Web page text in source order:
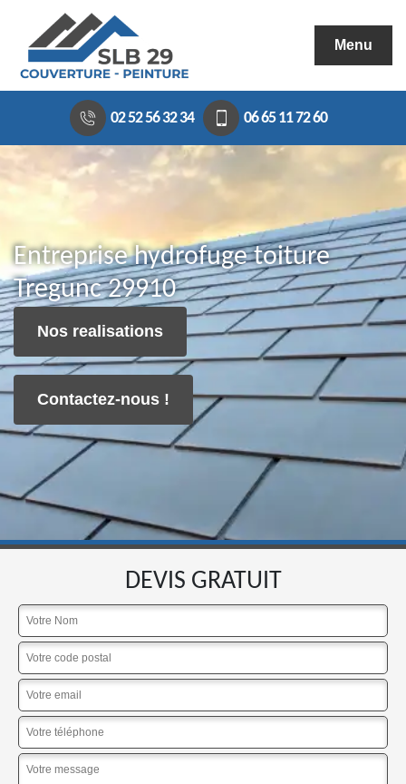
Menu
02 52 56 32 34 06 65 11 72 60
Entreprise hydrofuge toiture
Tregunc 29910
Nos realisations
Contactez-nous !
DEVIS GRATUIT